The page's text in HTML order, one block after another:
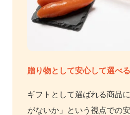
贈り物として安心して選べ
ギフトとして選ばれる商品
がないか」という視点での